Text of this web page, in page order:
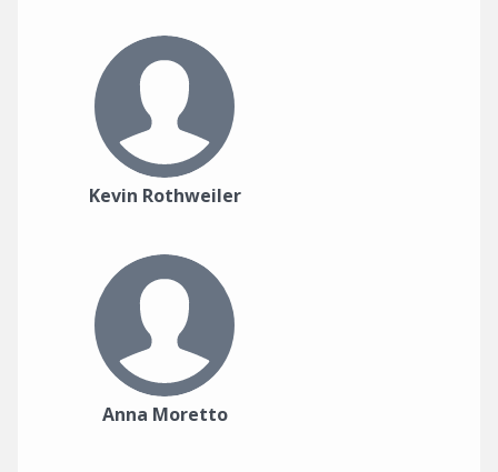
Kevin Rothweiler
Anna Moretto